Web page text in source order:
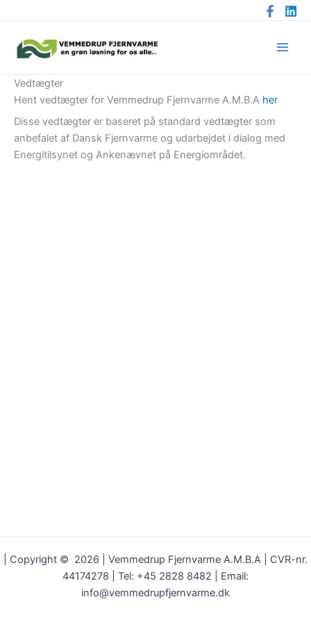
til
indholdet
Vedtægter
Hent vedtægter for Vemmedrup Fjernvarme A.M.B.A her
Disse vedtægter er baseret på standard vedtægter som
anbefalet af Dansk Fjernvarme og udarbejdet i dialog med
Energitilsynet og Ankenævnet på Energiområdet.
| Copyright © 2026 | Vemmedrup Fjernvarme A.M.B.A | CVR-nr.
44174278 | Tel: +45 2828 8482 | Email:
info@vemmedrupfjernvarme.dk